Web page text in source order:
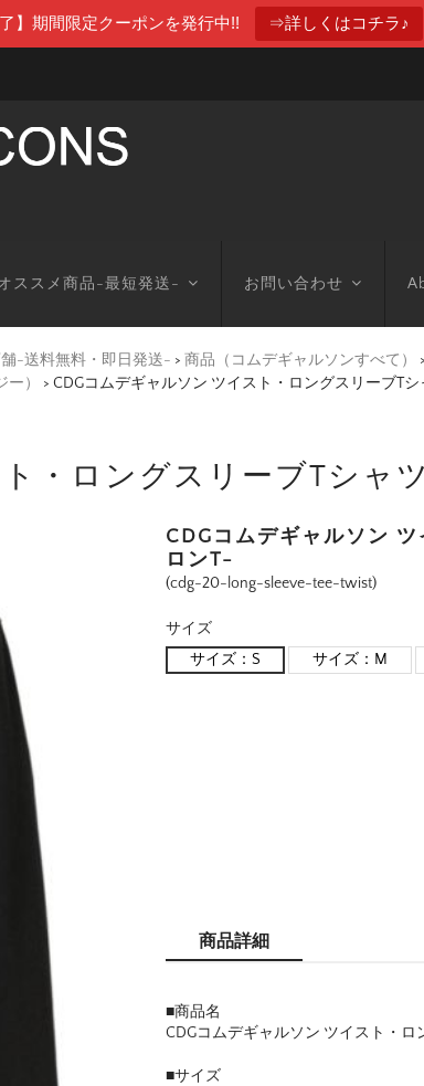
了】期間限定クーポンを発行中!! ⇒詳しくはコチラ♪
ススメ商品-最短発送- お問い合わせ
-送料無料・即日発送- > 商品（コムデギャルソンすべて） >
） > CDGコムデギャルソン ツイスト・ロングスリーブT
・ロングスリーブTシャ
CDGコムデギャルソン
ロンT-
(cdg-20-long-sleeve-tee-twist)
サイズ
サイズ：S
サイズ：M
商品詳細
■商品名
CDGコムデギャルソン ツイスト・
■サイズ